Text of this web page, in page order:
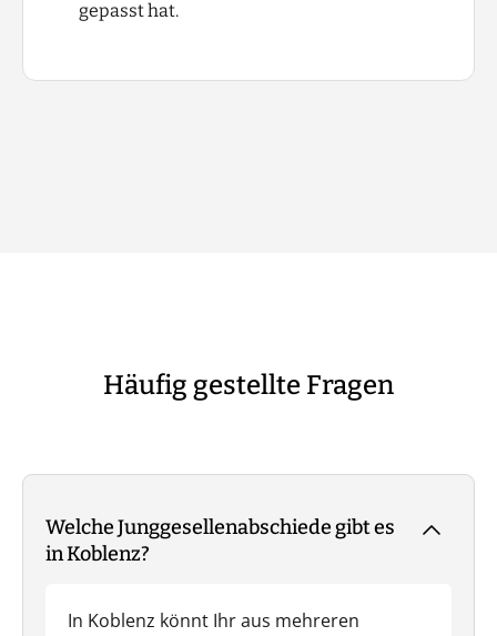
gepasst hat.
Häufig gestellte Fragen
Welche Junggesellenabschiede gibt es
in Koblenz?
In Koblenz könnt Ihr aus mehreren